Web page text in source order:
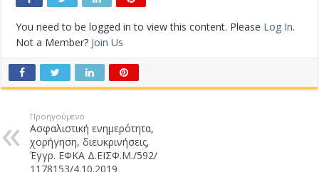
You need to be logged in to view this content. Please Log In.
Not a Member? Join Us
Προηγούμενο
Ασφαλιστική ενημερότητα,
χορήγηση, διευκρινήσεις,
Έγγρ. ΕΦΚΑ Δ.ΕΙΣΦ.Μ./592/
1178153/4.10.2019